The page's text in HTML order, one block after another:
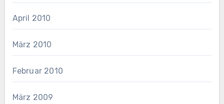
April 2010
März 2010
Februar 2010
März 2009